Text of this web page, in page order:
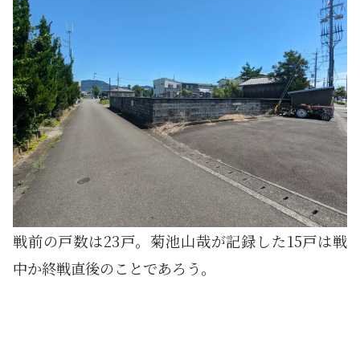
戦前の戸数は23戸。菊池山哉が記録した15戸は戦
中か終戦直後のことであろう。